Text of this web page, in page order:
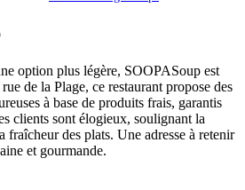
option plus légère, SOOPASoup est
de la Plage, ce restaurant propose des
à base de produits frais, garantis
clients sont élogieux, soulignant la
fraîcheur des plats. Une adresse à retenir
et gourmande.